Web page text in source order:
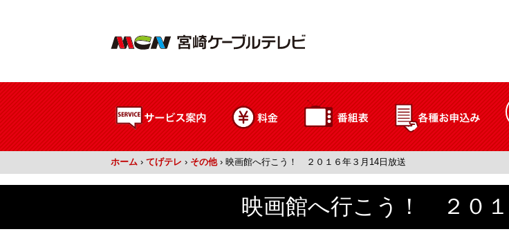
ホーム › てげテレ › その他 › 映画館へ行こう！ ２０１６年３月14日放送
映画館へ行こう！ ２０